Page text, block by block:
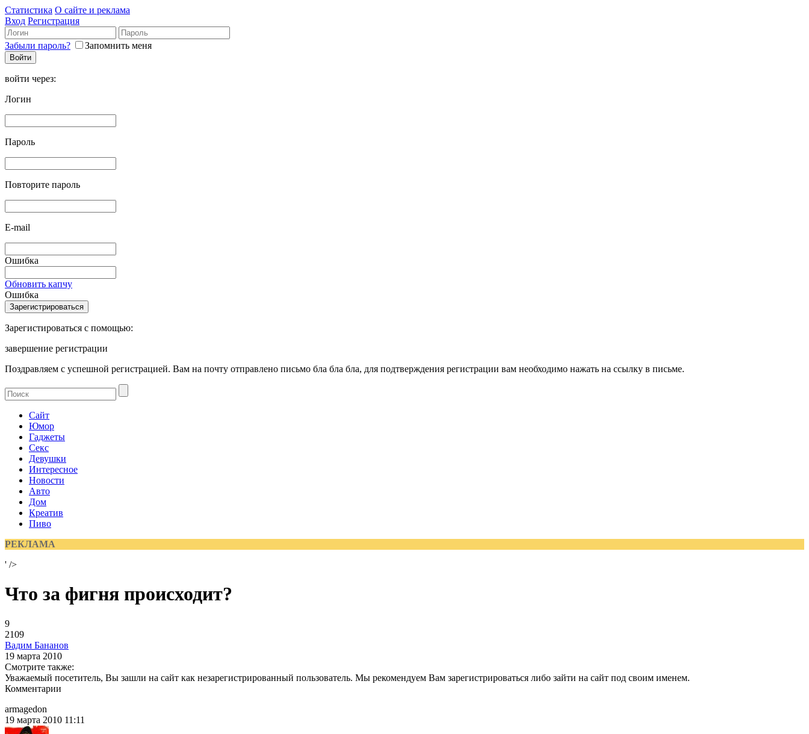
Статистика О сайте и реклама
Вход Регистрация
Забыли пароль? Запомнить меня
войти через:
Логин
Пароль
Повторите пароль
E-mail
Ошибка
Обновить капчу
Ошибка
Зарегистироваться с помощью:
завершение регистрации
Поздравляем с успешной регистрацией. Вам на почту отправлено письмо бла бла бла, для подтверждения регистрации вам необходимо нажать на ссылку в письме.
Сайт
Юмор
Гаджеты
Секс
Девушки
Интересное
Новости
Авто
Дом
Креатив
Пиво
РЕКЛАМА
' />
Что за фигня происходит?
9
2109
Вадим Бананов
19 марта 2010
Смотрите также:
Уважаемый посетитель, Вы зашли на сайт как незарегистрированный пользователь. Мы рекомендуем Вам зарегистрироваться либо зайти на сайт под своим именем.
Комментарии
armagedon
19 марта 2010 11:11